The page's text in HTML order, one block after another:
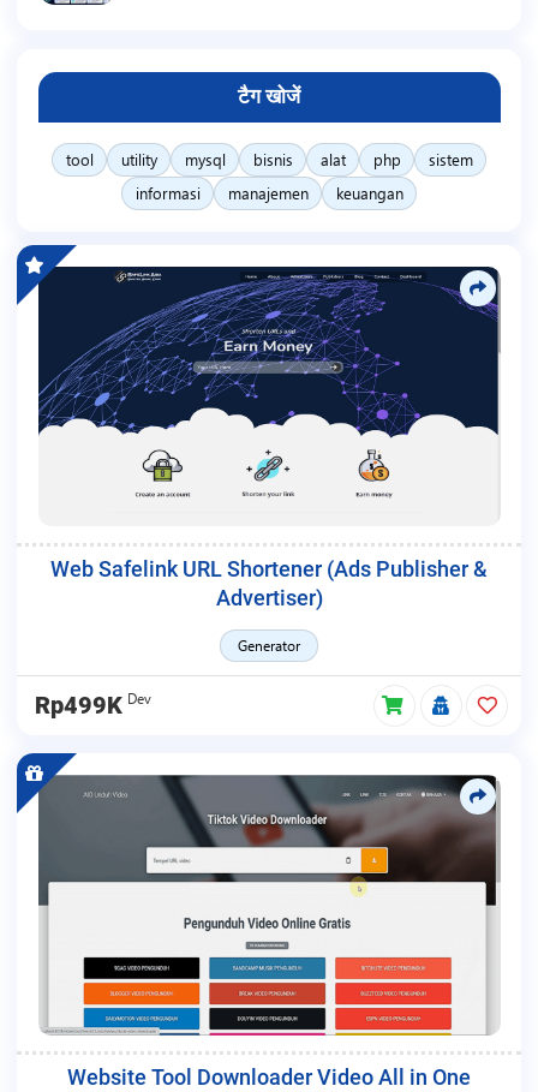
टैग खोजें
tool utility mysql bisnis alat php
sistem
informasi
manajemen keuangan
Web Safelink URL Shortener (Ads Publisher &
Advertiser)
Generator
Rp499K Dev
Website Tool Downloader Video All in One